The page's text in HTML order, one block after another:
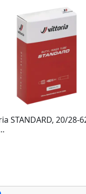
STANDARD, 20/28-